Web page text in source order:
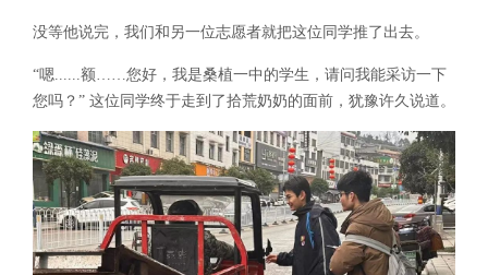
没等他说完，我们和另一位志愿者就把这位同学推了出去。
“嗯......额……您好，我是桑植一中的学生，请问我能采访一下
您吗？” 这位同学终于走到了拾荒奶奶的面前，犹豫许久说道。